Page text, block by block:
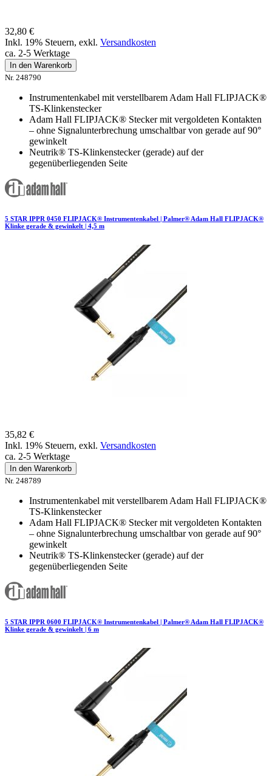
32,80 €
Inkl. 19% Steuern, exkl. Versandkosten
ca. 2-5 Werktage
In den Warenkorb
Nr. 248790
Instrumentenkabel mit verstellbarem Adam Hall FLIPJACK®
TS-Klinkenstecker
Adam Hall FLIPJACK® Stecker mit vergoldeten Kontakten
– ohne Signalunterbrechung umschaltbar von gerade auf 90°
gewinkelt
Neutrik® TS-Klinkenstecker (gerade) auf der
gegenüberliegenden Seite
5 STAR IPPR 0450 FLIPJACK® Instrumentenkabel | Palmer® Adam Hall FLIPJACK®
Klinke gerade & gewinkelt | 4,5 m
35,82 €
Inkl. 19% Steuern, exkl. Versandkosten
ca. 2-5 Werktage
In den Warenkorb
Nr. 248789
Instrumentenkabel mit verstellbarem Adam Hall FLIPJACK®
TS-Klinkenstecker
Adam Hall FLIPJACK® Stecker mit vergoldeten Kontakten
– ohne Signalunterbrechung umschaltbar von gerade auf 90°
gewinkelt
Neutrik® TS-Klinkenstecker (gerade) auf der
gegenüberliegenden Seite
5 STAR IPPR 0600 FLIPJACK® Instrumentenkabel | Palmer® Adam Hall FLIPJACK®
Klinke gerade & gewinkelt | 6 m